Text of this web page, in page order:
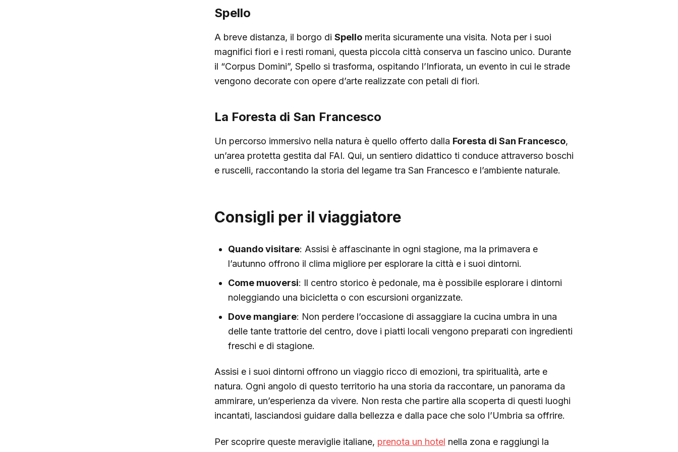
Spello
A breve distanza, il borgo di Spellomerita sicuramente una visita. Nota per i suoi
magnifici fiori e i resti romani, questa piccola città conserva un fascino unico. Durante
il “Corpus Domini”, Spello si trasforma, ospitando l’Infiorata, un evento in cui le strade
vengono decorate con opere d’arte realizzate con petali di fiori.
La Foresta di San Francesco
Un percorso immersivo nella natura è quello offerto dalla Foresta di San Francesco,
un’area protetta gestita dal FAI. Qui, un sentiero didattico ti conduce attraverso boschi
e ruscelli, raccontando la storia del legame tra San Francesco e l’ambiente naturale.
Consigli per il viaggiatore
Quando visitare: Assisi è affascinante in ogni stagione, ma la primavera e
l’autunno offrono il clima migliore per esplorare la città e i suoi dintorni.
Come muoversi: Il centro storico è pedonale, ma è possibile esplorare i dintorni
noleggiando una bicicletta o con escursioni organizzate.
Dove mangiare: Non perdere l’occasione di assaggiare la cucina umbra in una
delle tante trattorie del centro, dove i piatti locali vengono preparati con ingredienti
freschi e di stagione.
Assisi e i suoi dintorni offrono un viaggio ricco di emozioni, tra spiritualità, arte e
natura. Ogni angolo di questo territorio ha una storia da raccontare, un panorama da
ammirare, un’esperienza da vivere. Non resta che partire alla scoperta di questi luoghi
incantati, lasciandosi guidare dalla bellezza e dalla pace che solo l’Umbria sa offrire.
Per scoprire queste meraviglie italiane, prenota un hotel nella zona e raggiungi la